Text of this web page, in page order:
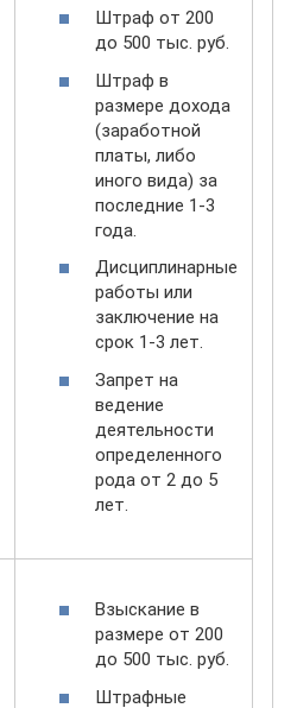
Штраф от 200
до 500 тыс. руб.
Штраф в
размере дохода
(заработной
платы, либо
иного вида) за
последние 1-3
года.
Дисциплинарные
работы или
заключение на
срок 1-3 лет.
Запрет на
ведение
деятельности
определенного
рода от 2 до 5
лет.
Взыскание в
размере от 200
до 500 тыс. руб.
Штрафные